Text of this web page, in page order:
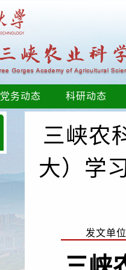
党务动态 科研动态
三峡农
大）学
发文单